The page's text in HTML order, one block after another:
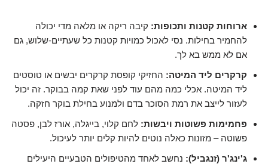
ארוחות קטנות ותכופות: קיבה ריקה או מלאה מדי יכולה
להחמיר בחילות. נסי לאכול כמויות קטנות כל שעתיים-שלוש, גם
אם לא ממש בא לך.
קרקרים ליד המיטה: החזיקי קופסת קרקרים יבשים או טוסטים
ליד המיטה. אכלי כמה מהם עוד לפני שאת קמה בבוקר. זה יכול
לעזור לייצב את רמת הסוכר בדם ולמנוע בחילת בוקר חזקה.
פחמימות פשוטות ויבשות: לחם קלוי, בייגלה, אורז לבן, פסטה
פשוטה – מזונות כאלה נוטים להיות קלים יותר לעיכול.
ג'ינג'ר (זנגביל): נחשב לאחד מהטיפולים הטבעיים היעילים